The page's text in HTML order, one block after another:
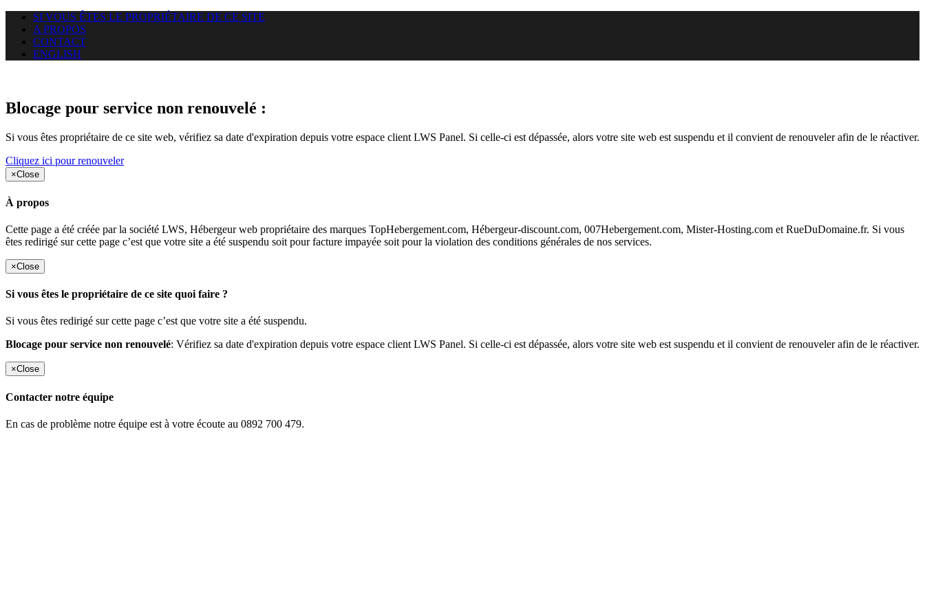
SI VOUS ÊTES LE PROPRIÉTAIRE DE CE SITE
A PROPOS
CONTACT
ENGLISH
Blocage pour service non renouvelé :
Si vous êtes propriétaire de ce site web, vérifiez sa date d'expiration depuis votre espace client LWS Panel. Si celle-ci est dépassée, alors votre site web est suspendu et il convient de renouveler afin de le réactiver.
Cliquez ici pour renouveler
×Close
À propos
Cette page a été créée par la société LWS, Hébergeur web propriétaire des marques TopHebergement.com, Hébergeur-discount.com, 007Hebergement.com, Mister-Hosting.com et RueDuDomaine.fr. Si vous
êtes redirigé sur cette page c’est que votre site a été suspendu soit pour facture impayée soit pour la violation des conditions générales de nos services.
×Close
Si vous êtes le propriétaire de ce site quoi faire ?
Si vous êtes redirigé sur cette page c’est que votre site a été suspendu.
Blocage pour service non renouvelé: Vérifiez sa date d'expiration depuis votre espace client LWS Panel. Si celle-ci est dépassée, alors votre site web est suspendu et il convient de renouveler afin de le réactiver.
×Close
Contacter notre équipe
En cas de problème notre équipe est à votre écoute au 0892 700 479.